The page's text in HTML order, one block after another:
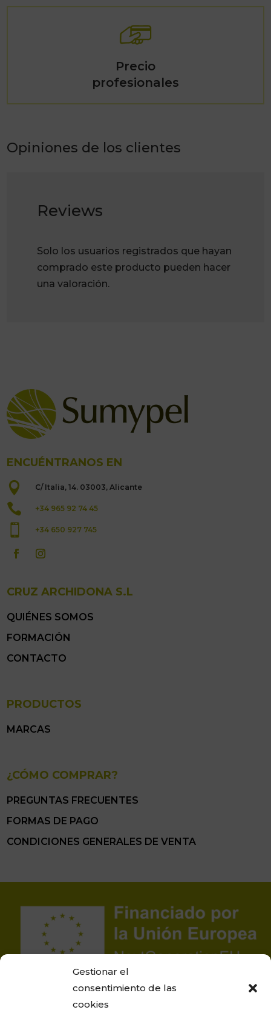
Gestionar el
consentimiento de las
cookies
Precio
profesionales
Opiniones de los clientes
Reviews
Solo los usuarios registrados que hayan
comprado este producto pueden hacer
una valoración.
ENCUÉNTRANOS EN
 C/ Italia, 14. 03003, Alicante
 +34 965 92 74 45
 +34 650 927 745
CRUZ ARCHIDONA S.L
QUIÉNES SOMOS
FORMACIÓN
CONTACTO
PRODUCTOS
MARCAS
¿CÓMO COMPRAR?
PREGUNTAS FRECUENTES
FORMAS DE PAGO
CONDICIONES GENERALES DE VENTA